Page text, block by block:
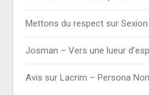
Mettons du respect sur Sexion
Josman – Vers une lueur
Avis sur Lacrim – Persona